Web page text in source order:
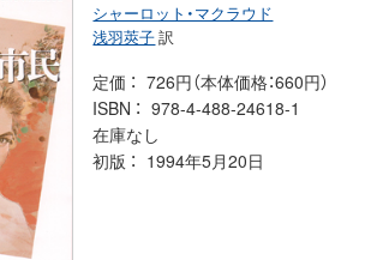
シャーロット・マクラウド
浅羽莢子訳
定価
726円（本体価格：660円）
ISBN
978-4-488-24618-1
在庫なし
初版
1994年5月20日